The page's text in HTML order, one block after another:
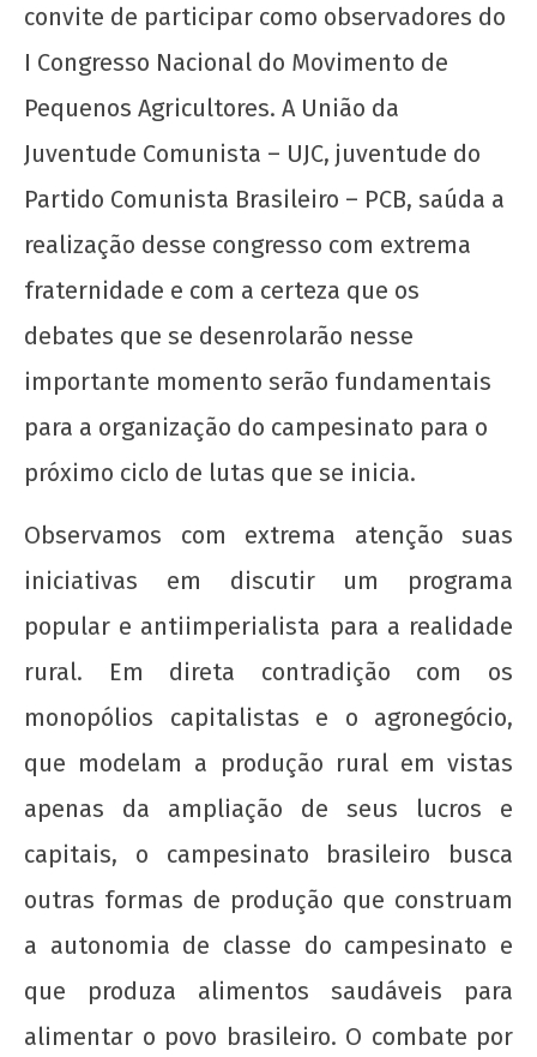
NOW VIEWING
Saudação ao Congresso Nacional do MPA
7 de
de 2015
admin
Manifesto de Lançamento da Campanha
Nacional: “1 Real por Cuba”
7 de
outubro
de 2015
wp-
convite de participar como observadores do
I Congresso Nacional do Movimento de
Pequenos Agricultores. A União da
Juventude Comunista – UJC, juventude do
Partido Comunista Brasileiro – PCB, saúda a
realização desse congresso com extrema
fraternidade e com a certeza que os
debates que se desenrolarão nesse
importante momento serão fundamentais
para a organização do campesinato para o
próximo ciclo de lutas que se inicia.
Observamos com extrema atenção suas
iniciativas em discutir um programa
popular e antiimperialista para a realidade
rural. Em direta contradição com os
monopólios capitalistas e o agronegócio,
que modelam a produção rural em vistas
apenas da ampliação de seus lucros e
capitais, o campesinato brasileiro busca
outras formas de produção que construam
a autonomia de classe do campesinato e
que produza alimentos saudáveis para
alimentar o povo brasileiro. O combate por